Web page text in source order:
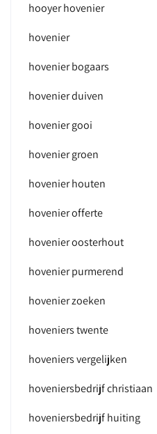
hooyer hovenier
hovenier
hovenier bogaars
hovenier duiven
hovenier gooi
hovenier groen
hovenier houten
hovenier offerte
hovenier oosterhout
hovenier purmerend
hovenier zoeken
hoveniers twente
hoveniers vergelijken
hoveniersbedrijf christiaan
hoveniersbedrijf huiting